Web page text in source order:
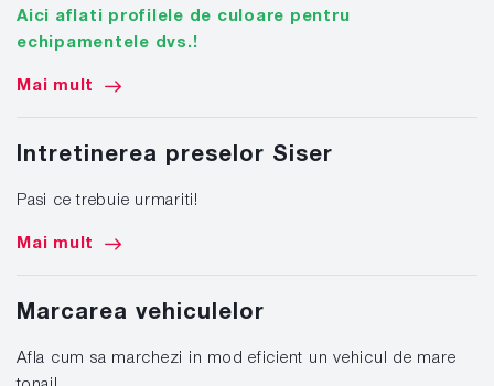
Aici aflati profilele de culoare pentru
echipamentele dvs.!
Mai mult
Intretinerea preselor Siser
Pasi ce trebuie urmariti!
Mai mult
Marcarea vehiculelor
Afla cum sa marchezi in mod eficient un vehicul de mare